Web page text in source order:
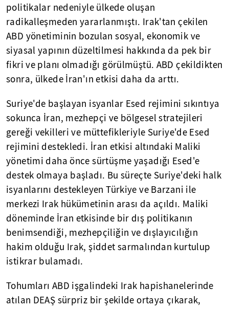
politikalar nedeniyle ülkede oluşan
radikalleşmeden yararlanmıştı. Irak'tan çekilen
ABD yönetiminin bozulan sosyal, ekonomik ve
siyasal yapının düzeltilmesi hakkında da pek bir
fikri ve planı olmadığı görülmüştü. ABD çekildikten
sonra, ülkede İran'ın etkisi daha da arttı.
Suriye'de başlayan isyanlar Esed rejimini sıkıntıya
sokunca İran, mezhepçi ve bölgesel stratejileri
gereği vekilleri ve müttefikleriyle Suriye'de Esed
rejimini destekledi. İran etkisi altındaki Maliki
yönetimi daha önce sürtüşme yaşadığı Esed'e
destek olmaya başladı. Bu süreçte Suriye'deki halk
isyanlarını destekleyen Türkiye ve Barzani ile
merkezi Irak hükümetinin arası da açıldı. Maliki
döneminde İran etkisinde bir dış politikanın
benimsendiği, mezhepçiliğin ve dışlayıcılığın
hakim olduğu Irak, şiddet sarmalından kurtulup
istikrar bulamadı.
Tohumları ABD işgalindeki Irak hapishanelerinde
atılan DEAŞ sürpriz bir şekilde ortaya çıkarak,